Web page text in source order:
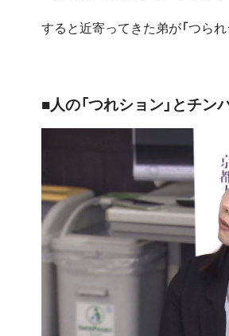
すると近寄ってきた弟が「つら
■人の「つれション」とチン